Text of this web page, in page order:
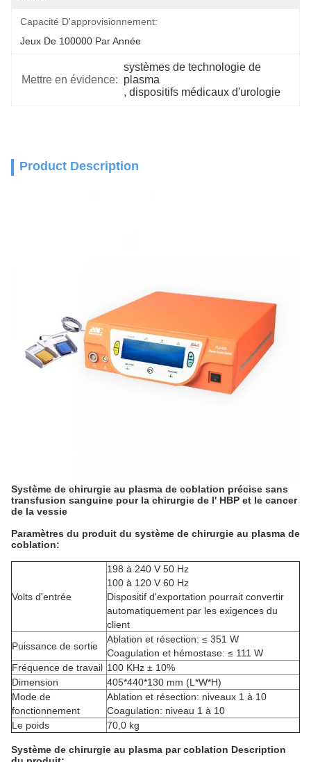
Capacité D'approvisionnement:
Jeux De 100000 Par Année
Mettre en évidence:
systèmes de technologie de
plasma
, dispositifs médicaux d'urologie
Product Description
Système de chirurgie au plasma de coblation précise sans
transfusion sanguine pour la chirurgie de l' HBP et le cancer
de la vessie
Paramètres du produit du système de chirurgie au plasma de
coblation:
Volts d'entrée
198 à 240 V 50 Hz
100 à 120 V 60 Hz
Dispositif d'exportation pourrait convertir
automatiquement par les exigences du
client
Puissance de sortie
Ablation et résection: ≤ 351 W
Coagulation et hémostase: ≤ 111 W
Fréquence de travail 100 KHz ± 10%
Dimension
405*440*130 mm (L*W*H)
Mode de
fonctionnement
Ablation et résection: niveaux 1 à 10
Coagulation: niveau 1 à 10
Le poids
70,0 kg
Système de chirurgie au plasma par coblation Description